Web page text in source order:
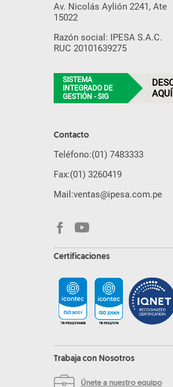
Av. Nicolás Aylión 2241, Ate
15022
Razón social: IPESA S.A.C.
RUC 20101639275
SISTEMA
INTEGRADO DE
GESTIÓN - SIG
AQUÍ
Contacto
Teléfono:(01) 7483333
Fax:(01) 3260419
Mail:ventas@ipesa.com.pe
Certificaciones
Trabaja con Nosotros
Únete a nuestro equipo